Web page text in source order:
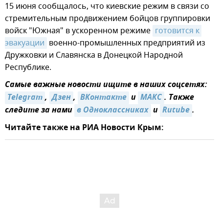
15 июня сообщалось, что киевские режим в связи со
стремительным продвижением бойцов группировки
войск "Южная" в ускоренном режиме готовится к
эвакуации военно-промышленных предприятий из
Дружковки и Славянска в Донецкой Народной
Республике.
Самые важные новости ищите в наших соцсетях:
Telegram, Дзен, ВКонтакте и МАКС. Также
следите за нами в Одноклассниках и Rutube.
Читайте также на РИА Новости Крым: